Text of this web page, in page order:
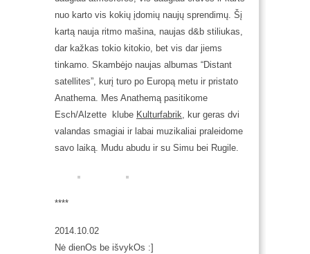
nuo karto vis kokių įdomių naujų sprendimų. Šį
kartą nauja ritmo mašina, naujas d&b stiliukas,
dar kažkas tokio kitokio, bet vis dar jiems
tinkamo. Skambėjo naujas albumas “Distant
satellites”, kurį turo po Europą metu ir pristato
Anathema. Mes Anathemą pasitikome
Esch/Alzette klube Kulturfabrik, kur geras dvi
valandas smagiai ir labai muzikaliai praleidome
savo laiką. Mudu abudu ir su Simu bei Rugile.
****
2014.10.02
Nė dienOs be išvykOs :]